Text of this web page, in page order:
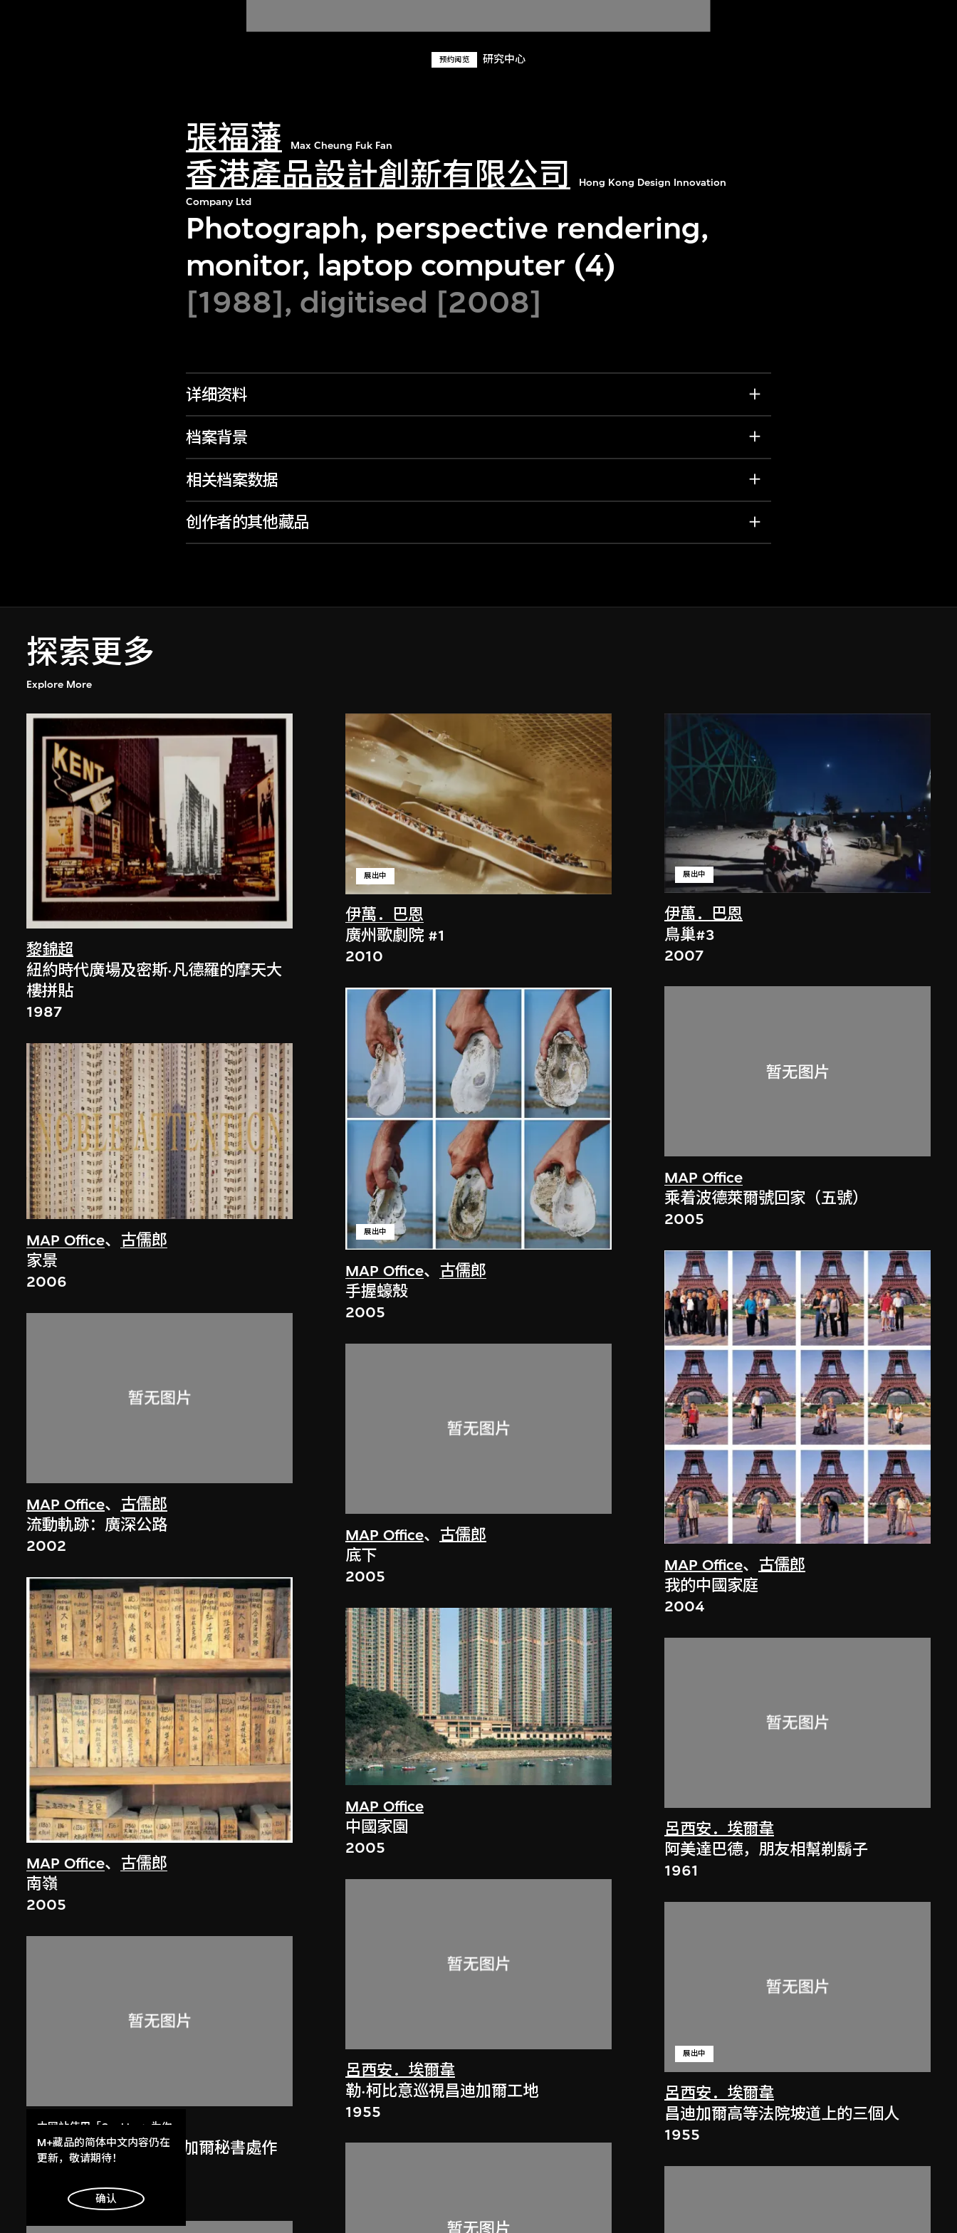
预约阅览 研究中心
張福藩 Max Cheung Fuk Fan
香港產品設計創新有限公司
Hong Kong Design Innovation
Company Ltd
Photograph, perspective rendering,
monitor, laptop computer (4)
[1988], digitised [2008]
详细资料
档案背景
相关档案数据
创作者的其他藏品
探索更多
Explore More
黎錦超
紐約時代廣場及密斯·凡德羅的摩天大
樓拼貼
1987
MAP Office、 古儒郎
家景
2006
MAP Office、 古儒郎
流動軌跡：廣深公路
2002
MAP Office、 古儒郎
南嶺
2005
呂西安．埃爾韋
勒．柯比意於印度昌迪加爾秘書處作
畫
伊萬．巴恩
展出中
廣州歌劇院 #1
2010
MAP Office、 古儒郎
展出中
手握蠔殼
2005
MAP Office、 古儒郎
底下
2005
MAP Office
中國家園
2005
呂西安．埃爾韋
勒·柯比意巡視昌迪加爾工地
1955
伊萬．巴恩
展出中
鳥巢#3
2007
MAP Office
乘着波德萊爾號回家（五號）
2005
MAP Office、 古儒郎
我的中國家庭
2004
呂西安．埃爾韋
阿美達巴德，朋友相幫剃鬍子
1961
呂西安．埃爾韋
展出中
昌迪加爾高等法院坡道上的三個人
1955
本网站使用「Cookies」为你
提供最好的网站体验。
了解更多
明白
M+藏品的简体中文内容仍在
更新，敬请期待！
确认